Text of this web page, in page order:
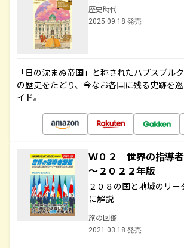
歴史時代
2025.09.18 発売
「日の沈まぬ帝国」と称されたハプスブル
の歴史をたどり、今なお各国に残る史跡を
イド。
Ｗ０２ 世界の指導
～２０２２年版
２０８の国と地域のリー
に解説
旅の図鑑
2021.03.18 発売